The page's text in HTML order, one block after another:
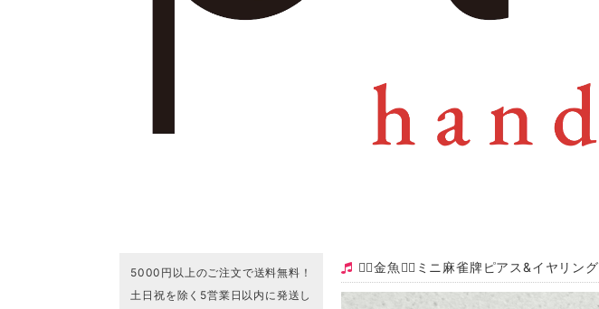
5000円以上のご注文で送料無料！
土日祝を除く5営業日以内に発送し
❁⃘金魚❁⃘ミニ麻雀牌ピアス&イヤリング